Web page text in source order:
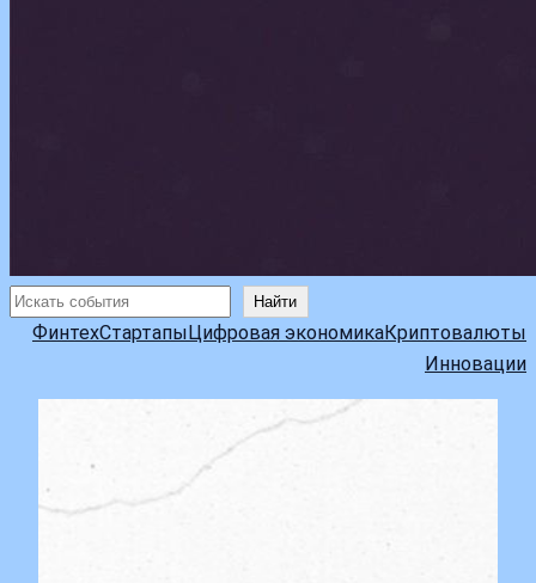
Поиск Найти
ФинтехСтартапыЦифровая экономикаКриптовалюты
Инновации